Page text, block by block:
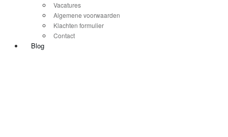
Vacatures
Algemene voorwaarden
Klachten formulier
Contact
Blog